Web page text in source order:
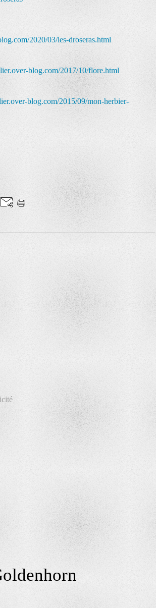
2020/03/les-droseras.html
blog.com/2017/10/flore.html
blog.com/2015/09/mon-herbier-